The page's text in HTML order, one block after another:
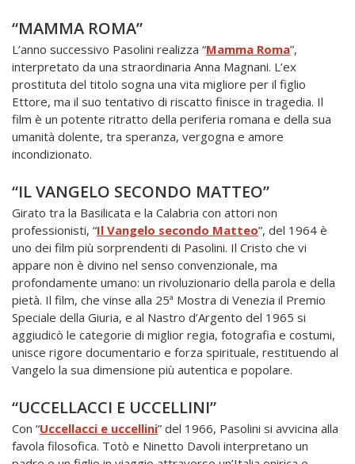
“MAMMA ROMA”
L’anno successivo Pasolini realizza “Mamma Roma”,
interpretato da una straordinaria Anna Magnani. L’ex
prostituta del titolo sogna una vita migliore per il figlio
Ettore, ma il suo tentativo di riscatto finisce in tragedia. Il
film è un potente ritratto della periferia romana e della sua
umanità dolente, tra speranza, vergogna e amore
incondizionato.
“IL VANGELO SECONDO MATTEO”
Girato tra la Basilicata e la Calabria con attori non
professionisti, “Il Vangelo secondo Matteo”, del 1964 è
uno dei film più sorprendenti di Pasolini. Il Cristo che vi
appare non è divino nel senso convenzionale, ma
profondamente umano: un rivoluzionario della parola e della
pietà. Il film, che vinse alla 25ª Mostra di Venezia il Premio
Speciale della Giuria, e al Nastro d’Argento del 1965 si
aggiudicò le categorie di miglior regia, fotografia e costumi,
unisce rigore documentario e forza spirituale, restituendo al
Vangelo la sua dimensione più autentica e popolare.
“UCCELLACCI E UCCELLINI”
Con “Uccellacci e uccellini” del 1966, Pasolini si avvicina alla
favola filosofica. Totò e Ninetto Davoli interpretano un